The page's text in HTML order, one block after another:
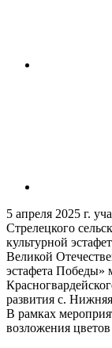
5 апреля 2025 г.
Стрелецкого
культурной
Великой
эстафета Победы»
развития с.
В рамках
возложения